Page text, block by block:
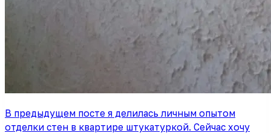
В предыдущем посте я делилась личным опытом
отделки стен в квартире штукатуркой. Сейчас хочу